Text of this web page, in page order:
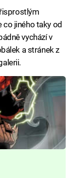
co jiného taky od
vychází v
a stránek z